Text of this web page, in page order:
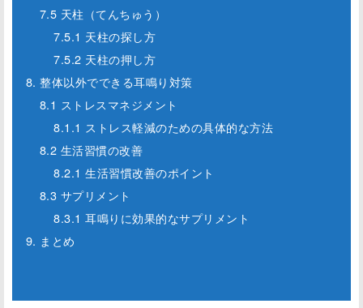
7.5 天柱（てんちゅう）
7.5.1 天柱の探し方
7.5.2 天柱の押し方
8. 整体以外でできる耳鳴り対策
8.1 ストレスマネジメント
8.1.1 ストレス軽減のための具体的な方法
8.2 生活習慣の改善
8.2.1 生活習慣改善のポイント
8.3 サプリメント
8.3.1 耳鳴りに効果的なサプリメント
9. まとめ